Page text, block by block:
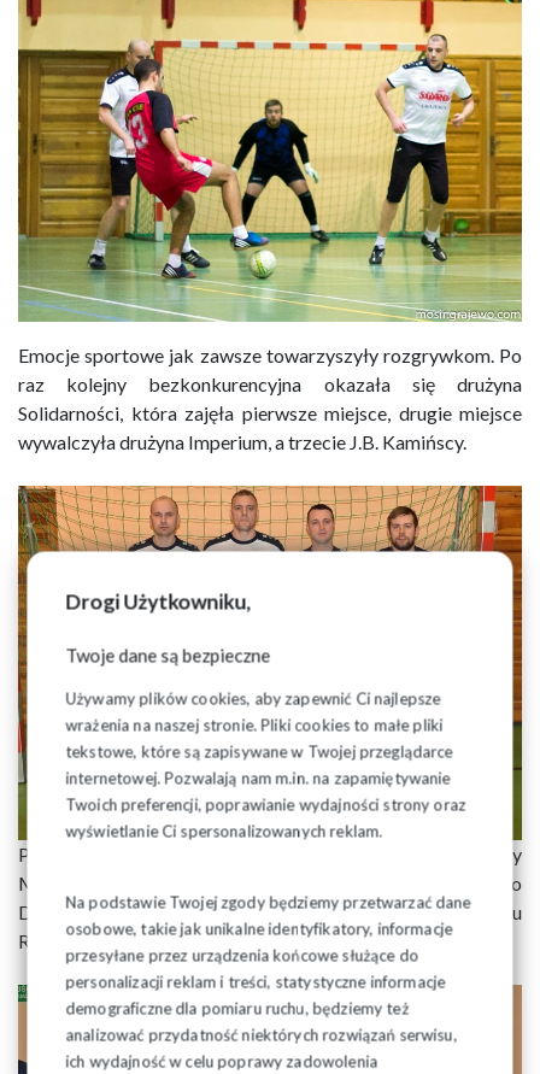
Drogi Użytkowniku,
Twoje dane są bezpieczne
Używamy plików cookies, aby zapewnić Ci najlepsze
wrażenia na naszej stronie. Pliki cookies to małe pliki
tekstowe, które są zapisywane w Twojej przeglądarce
internetowej. Pozwalają nam m.in. na zapamiętywanie
Twoich preferencji, poprawianie wydajności strony oraz
wyświetlanie Ci spersonalizowanych reklam.
Na podstawie Twojej zgody będziemy przetwarzać dane
osobowe, takie jak unikalne identyfikatory, informacje
przesyłane przez urządzenia końcowe służące do
personalizacji reklam i treści, statystyczne informacje
demograficzne dla pomiaru ruchu, będziemy też
analizować przydatność niektórych rozwiązań serwisu,
ich wydajność w celu poprawy zadowolenia
Emocje sportowe jak zawsze towarzyszyły rozgrywkom. Po
raz kolejny bezkonkurencyjna okazała się drużyna
Solidarności, która zajęła pierwsze miejsce, drugie miejsce
wywalczyła drużyna Imperium, a trzecie J.B. Kamińscy.
Puchary i wyróżnienia wręczali: Przewodnicząca Rady
Miasta Halina Muryjas-Rząsa, Burmistrz Miasta Grajewo
Dariusz Latarowski oraz Wiceprzewodniczący Zarządu
Regionu Podlaskiego Eugeniusz Formejster.